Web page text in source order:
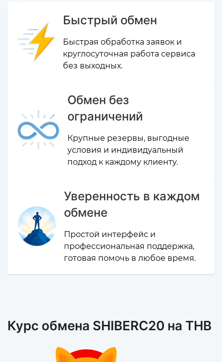
Быстрый обмен
Быстрая обработка заявок и
круглосуточная работа сервиса
без выходных.
Обмен без
ограничений
Крупные резервы, выгодные
условия и индивидуальный
подход к каждому клиенту.
Уверенность в каждом
обмене
Простой интерфейс и
профессиональная поддержка,
готовая помочь в любое время.
Курс обмена SHIBERC20 на THB